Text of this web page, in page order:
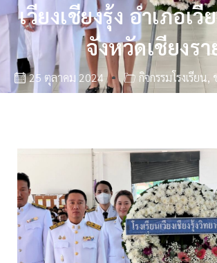
เวียงเชียงรุ้ง อำเภอเวี
จังหวัดเชียงรา
25 ตุลาคม 2024 กิจกรรมโรงเรียน,